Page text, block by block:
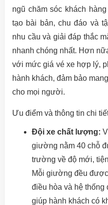
ngũ chăm sóc khách
tạo bài bản, chu đáo và
nhu cầu và giải đáp thắc
nhanh chóng nhất. Hơn
với mức giá vé xe hợp lý,
hành khách, đảm bảo
cho mọi người.
Ưu điểm và thông tin chi
Đội xe chất lượng:
giường nằm 40 chỗ
trường về độ mới,
Mỗi giường đều
điều hòa và hệ thống
giúp hành khách có